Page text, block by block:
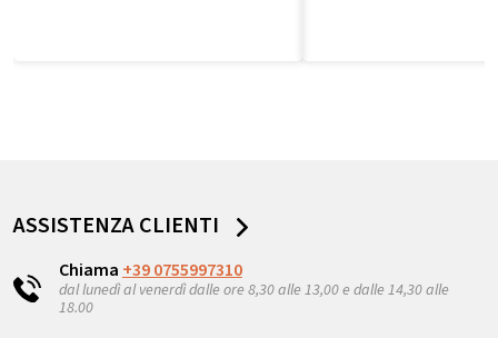
ASSISTENZA CLIENTI
Chiama +39 0755997310
dal lunedì al venerdì dalle ore 8,30 alle 13,00 e dalle 14,30 alle
18.00